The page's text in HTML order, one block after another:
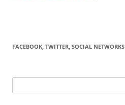
FACEBOOK, TWITTER, SOCIAL NETWORKS
for: